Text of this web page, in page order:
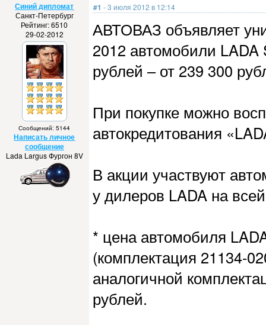
Синий дипломат
Санкт-Петербург
Рейтинг: 6510
29-02-2012
Сообщений: 5144
Написать личное
сообщение
Lada Largus Фургон 8V
#1 - 3 июля 2012 в 12:14
АВТОВАЗ объявляет
2012 автомобили
рублей – от 239 300
При покупке можно
автокредитования
В акции участвуют
у дилеров LADA на
* цена автомобиля
(комплектация 21134-
аналогичной
рублей.